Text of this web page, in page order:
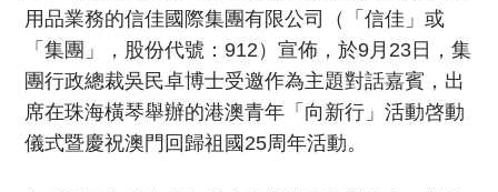
用品業務的信佳國際集團有限公司（「信佳」或
「集團」，股份代號：912）宣佈，於9月23日，集
團行政總裁吳民卓博士受邀作為主題對話嘉賓，出
席在珠海橫琴舉辦的港澳青年「向新行」活動啓動
儀式暨慶祝澳門回歸祖國25周年活動。